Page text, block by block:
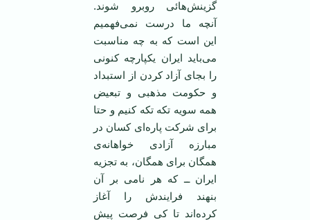
گزینش‌هائی روبرو شوند.
آنچه ما درست نمی‌فهمیم
این است که به چه مناسبت
می‌باید ایران یکپارچه کنونی
را بجای آزاد کردن از استبداد
و حکومت مذهبی و تبعیض
همه سویه تکه تکه کنیم و حتا
برای شرکت پاره‌ای کسان در
مبارزه آزادی خواهانه‌ی
همگان برای همگان، به تجزیه
ایران ــ که ‌هر نامی‌ بر آن
بنهند فرایندش را آغاز
کرده‌اند تا کی فرصت پیش